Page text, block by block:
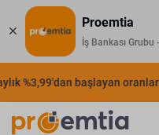
Proemtia
İş Bankası
%3,99'dan başlayan